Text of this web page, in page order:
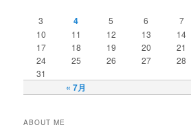
« 7月
3
4 5 6 7
10
11 12 13 14
17
18 19 20 21
24
25 26 27 28
31
ABOUT ME